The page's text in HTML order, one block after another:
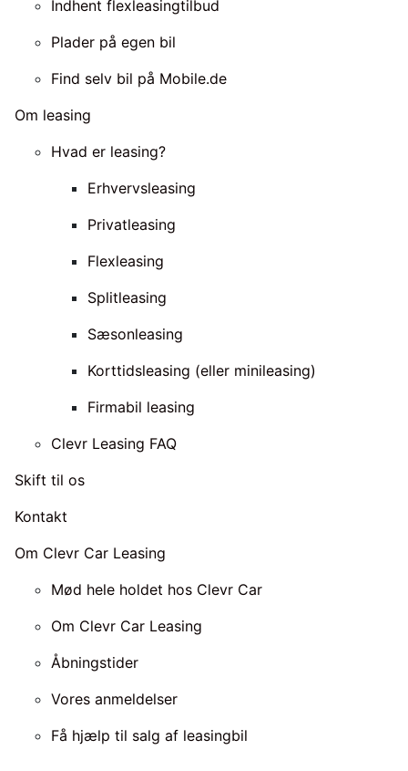
Indhent flexleasingtilbud
Plader på egen bil
Find selv bil på Mobile.de
Om leasing
Hvad er leasing?
Erhvervsleasing
Privatleasing
Flexleasing
Splitleasing
Sæsonleasing
Korttidsleasing (eller minileasing)
Firmabil leasing
Clevr Leasing FAQ
Skift til os
Kontakt
Om Clevr Car Leasing
Mød hele holdet hos Clevr Car
Om Clevr Car Leasing
Åbningstider
Vores anmeldelser
Få hjælp til salg af leasingbil